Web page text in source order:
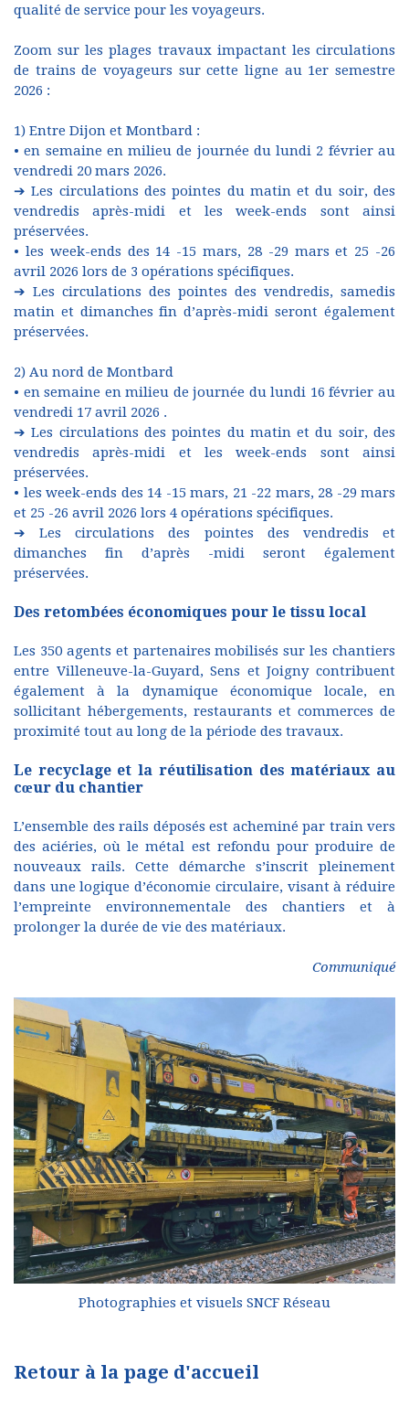
qualité de service pour les voyageurs.
Zoom sur les plages travaux impactant les circulations
de trains de voyageurs sur cette ligne au 1er semestre
2026 :
1) Entre Dijon et Montbard :
• en semaine en milieu de journée du lundi 2 février au
vendredi 20 mars 2026.
➔ Les circulations des pointes du matin et du soir, des
vendredis après-midi et les week-ends sont ainsi
préservées.
• les week-ends des 14 -15 mars, 28 -29 mars et 25 -26
avril 2026 lors de 3 opérations spécifiques.
➔ Les circulations des pointes des vendredis, samedis
matin et dimanches fin d’après-midi seront également
préservées.
2) Au nord de Montbard
• en semaine en milieu de journée du lundi 16 février au
vendredi 17 avril 2026 .
➔ Les circulations des pointes du matin et du soir, des
vendredis après-midi et les week-ends sont ainsi
préservées.
• les week-ends des 14 -15 mars, 21 -22 mars, 28 -29 mars
et 25 -26 avril 2026 lors 4 opérations spécifiques.
➔ Les circulations des pointes des vendredis et
dimanches fin d’après -midi seront également
préservées.
Des retombées économiques pour le tissu local
Les 350 agents et partenaires mobilisés sur les chantiers
entre Villeneuve-la-Guyard, Sens et Joigny contribuent
également à la dynamique économique locale, en
sollicitant hébergements, restaurants et commerces de
proximité tout au long de la période des travaux.
Le recyclage et la réutilisation des matériaux au
cœur du chantier
L’ensemble des rails déposés est acheminé par train vers
des aciéries, où le métal est refondu pour produire de
nouveaux rails. Cette démarche s’inscrit pleinement
dans une logique d’économie circulaire, visant à réduire
l’empreinte environnementale des chantiers et à
prolonger la durée de vie des matériaux.
Communiqué
Photographies et visuels SNCF Réseau
Retour à la page d'accueil